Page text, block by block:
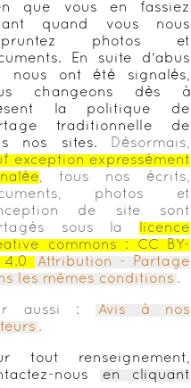
que vous en fassiez
quand vous nous
photos et
En suite d'abus
nous ont été signalés,
changeons dès à
la politique de
traditionnelle de
nos sites.
Désormais,
exception expressément
, tous nos écrits,
photos et
de site sont
sous la
licence
commons :
CC BY-
4.0
Attribution - Partage
les mêmes conditions .
aussi :
Avis à nos
.
tout renseignement,
nous
en cliquant